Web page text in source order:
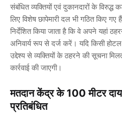
संबंधित व्यक्तियों एवं दुकानदारों के विरुद्ध
लिए विशेष छापेमारी दल भी गठित किए
निर्देशित किया जाता है कि वे अपने यहां
अनिवार्य रूप से दर्ज करें। यदि किसी
उद्देश्य से व्यक्तियों के ठहरने की सूचना
कार्रवाई की जाएगी।
मतदान केंद्र के 100 मीटर
प्रतिबंधित